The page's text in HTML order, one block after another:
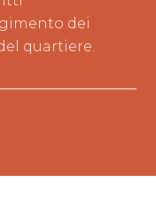
dei
quartiere.